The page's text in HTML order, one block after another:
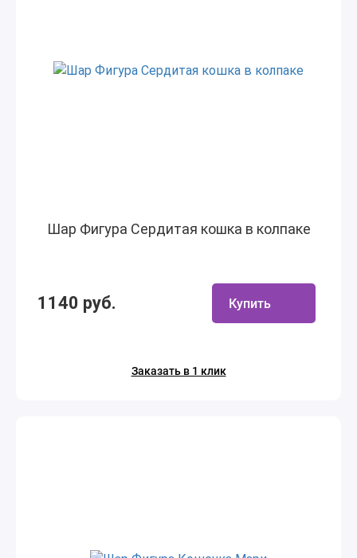
Шар Фигура Сердитая кошка в колпаке
1140 руб. Купить
Заказать в 1 клик